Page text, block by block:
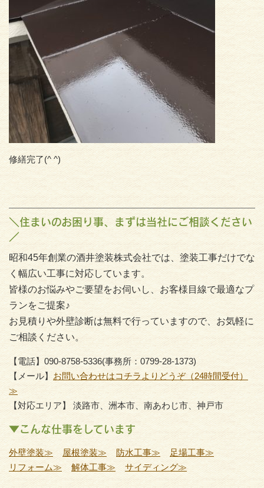
修繕完了(^ ^)
＼住まいのお困り事、まずは当社にご相談ください
／
昭和45年創業の酒井塗装株式会社では、塗装工事だけでな
く幅広い工事に対応しています。
皆様のお悩みやご要望をお伺いし、お客様目線で最適なプ
ランをご提案♪
お見積りや外壁診断は無料で行っていますので、お気軽に
ご相談ください。
【電話】090-8758-5336(事務所：0799-28-1373)
【メール】 お問い合わせはコチラよりどうぞ（24時間受付）
≫
【対応エリア】 淡路市、洲本市、南あわじ市、神戸市
▼こんな仕事をしています
外壁塗装≫ 屋根塗装≫ 防水工事≫
足場工事≫
リフォーム≫
解体工事≫ サイディング≫